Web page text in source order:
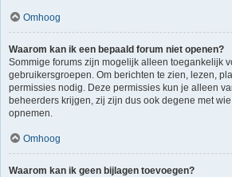
Omhoog
Waarom kan ik een bepaald forum niet openen?
Sommige forums zijn mogelijk alleen toegankelijk
gebruikersgroepen. Om berichten te zien, lezen,
permissies nodig. Deze permissies kun je alleen
beheerders krijgen, zij zijn dus ook degene met
opnemen.
Omhoog
Waarom kan ik geen bijlagen toevoegen?